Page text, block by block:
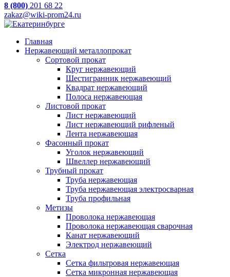
8 (800) 201 68 22
zakaz@wiki-prom24.ru
Главная
Нержавеющий металлопрокат
Сортовой прокат
Круг нержавеющий
Шестигранник нержавеющий
Квадрат нержавеющий
Полоса нержавеющая
Листовой прокат
Лист нержавеющий
Лист нержавеющий рифленый
Лента нержавеющая
Фасонный прокат
Уголок нержавеющий
Швеллер нержавеющий
Трубный прокат
Труба нержавеющая
Труба нержавеющая электросварная
Труба профильная
Метизы
Проволока нержавеющая
Проволока нержавеющая сварочная
Канат нержавеющий
Электрод нержавеющий
Сетка
Сетка фильтровая нержавеющая
Сетка микронная нержавеющая